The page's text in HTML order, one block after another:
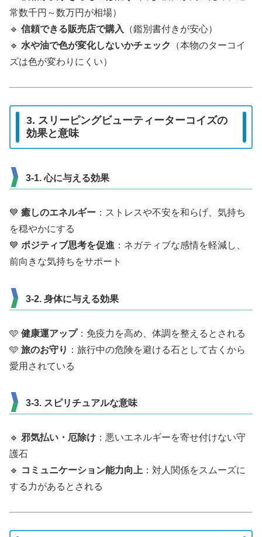
常数千円～数万円が相場）
🔹 信頼できる販売店で購入
（鑑別書付きが安心）
🔹 水や油で色が変化しないかチェック
（本物のターコイ
ズは色が変わりにくい）
3. スリーピングビューティーターコイズの
効果と意味
3-1. 心に与える効果
💙 癒しのエネルギー ：ストレスや不安を和らげ、気持ち
を穏やかにする
💙 ポジティブ思考を促進 ：ネガティブな感情を軽減し、
前向きな気持ちをサポート
3-2. 身体に与える効果
🩵 健康運アップ：免疫力を高め、体調を整えるとされる
🩵 旅のお守り ：旅行中の危険を避ける石として古くから
愛用されている
3-3. スピリチュアルな意味
🔹 邪気払い・厄除け ：悪いエネルギーを寄せ付けない守
護石
🔹 コミュニケーション能力向上 ：対人関係をスムーズに
する力があるとされる